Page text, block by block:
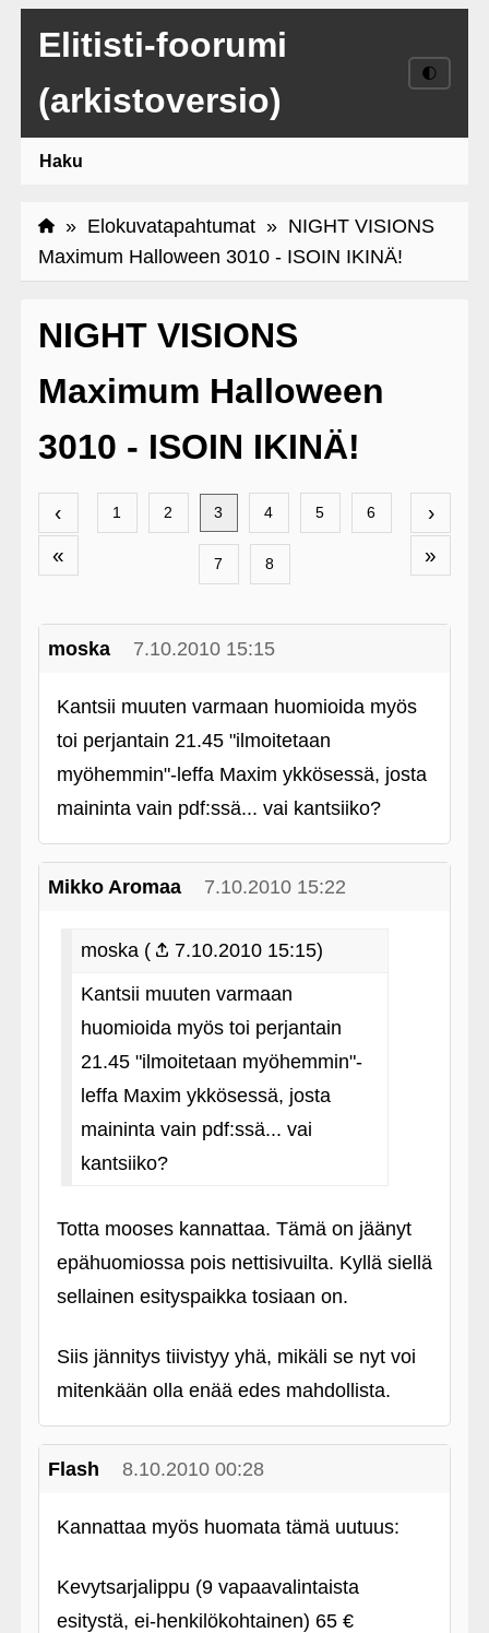
Elitisti-foorumi
(arkistoversio)
🌓
Haku
» Elokuvatapahtumat» NIGHT VISIONS
Maximum Halloween 3010 - ISOIN IKINÄ!
NIGHT VISIONS
Maximum Halloween
3010 - ISOIN IKINÄ!
‹
«
›
»
1 2 3 4 5 6
7 8
moska 7.10.2010 15:15
Kantsii muuten varmaan huomioida myös
toi perjantain 21.45 "ilmoitetaan
myöhemmin"-leffa Maxim ykkösessä, josta
maininta vain pdf:ssä... vai kantsiiko?
Mikko Aromaa 7.10.2010 15:22
moska (
7.10.2010 15:15)
Kantsii muuten varmaan
huomioida myös toi perjantain
21.45 "ilmoitetaan myöhemmin"-
leffa Maxim ykkösessä, josta
maininta vain pdf:ssä... vai
kantsiiko?
Totta mooses kannattaa. Tämä on jäänyt
epähuomiossa pois nettisivuilta. Kyllä siellä
sellainen esityspaikka tosiaan on.
Siis jännitys tiivistyy yhä, mikäli se nyt voi
mitenkään olla enää edes mahdollista.
Flash 8.10.2010 00:28
Kannattaa myös huomata tämä uutuus:
Kevytsarjalippu (9 vapaavalintaista
esitystä, ei-henkilökohtainen) 65 €